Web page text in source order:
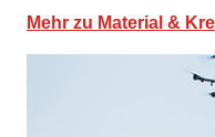
Mehr zu Material &